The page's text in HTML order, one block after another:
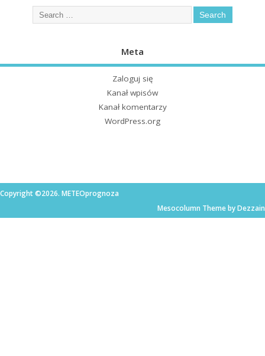
Meta
Zaloguj się
Kanał wpisów
Kanał komentarzy
WordPress.org
Copyright ©2026. METEOprognoza
Mesocolumn Theme by Dezzain